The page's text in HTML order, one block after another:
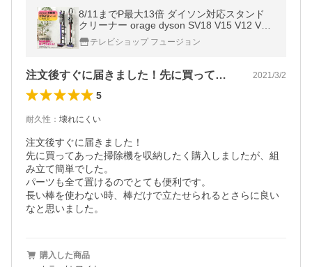
8/11までP最大13倍 ダイソン対応スタンド
クリーナー orage dyson SV18 V15 V12 V11
V10 V8 V7 V6 slim スリム 収納スタンド コ
ードレス掃除機 マキタ 対応
テレビショップ フュージョン
注文後すぐに届きました！先に買ってあっ… 2021/3/2
5
耐久性 ： 壊れにくい
注文後すぐに届きました！
先に買ってあった掃除機を収納したく購入しましたが、組
み立て簡単でした。
パーツも全て置けるのでとても便利です。
長い棒を使わない時、棒だけで立たせられるとさらに良い
なと思いました。
購入した商品